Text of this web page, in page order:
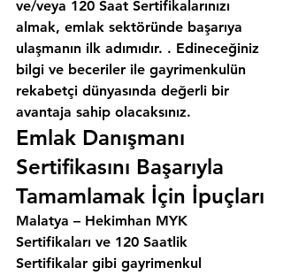
ve/veya 120 Saat Sertifikalarınızı
almak, emlak sektöründe başarıya
ulaşmanın ilk adımıdır. . Edineceğiniz
bilgi ve beceriler ile gayrimenkulün
rekabetçi dünyasında değerli bir
avantaja sahip olacaksınız.
Emlak Danışmanı
Sertifikasını Başarıyla
Tamamlamak İçin İpuçları
Malatya – Hekimhan MYK
Sertifikaları ve 120 Saatlik
Sertifikalar gibi gayrimenkul